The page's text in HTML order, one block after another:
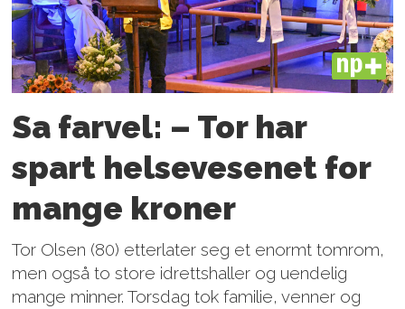
PLUS
Sa farvel: – Tor har
spart helsevesenet for
mange kroner
Tor Olsen (80) etterlater seg et enormt tomrom,
men også to store idrettshaller og uendelig
mange minner. Torsdag tok familie, venner og